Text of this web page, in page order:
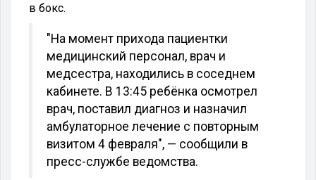
в бокс.
"На момент прихода пациентки
медицинский персонал, врач и
медсестра, находились в соседнем
кабинете. В 13:45 ребёнка осмотрел
врач, поставил диагноз и назначил
амбулаторное лечение с повторным
визитом 4 февраля", — сообщили в
пресс-службе ведомства.